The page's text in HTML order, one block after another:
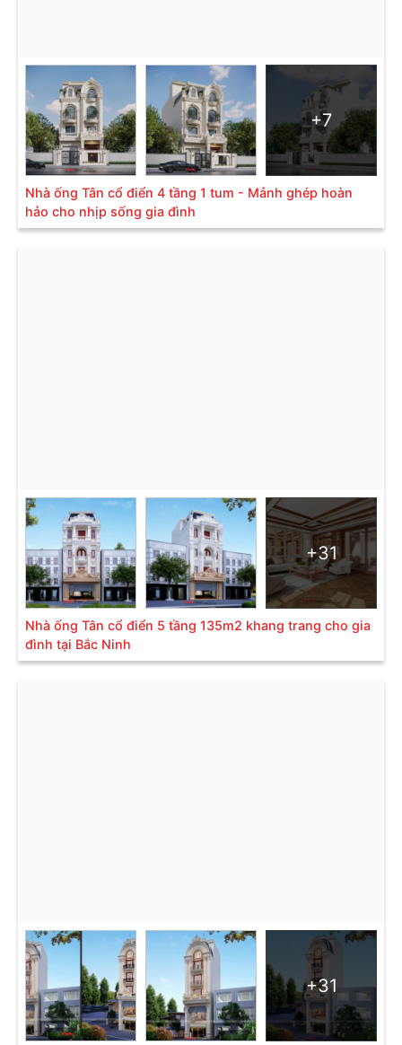
+7
Nhà ống Tân cổ điển 4 tầng 1 tum - Mảnh ghép hoàn
hảo cho nhịp sống gia đình
+31
Nhà ống Tân cổ điển 5 tầng 135m2 khang trang cho gia
đình tại Bắc Ninh
+31